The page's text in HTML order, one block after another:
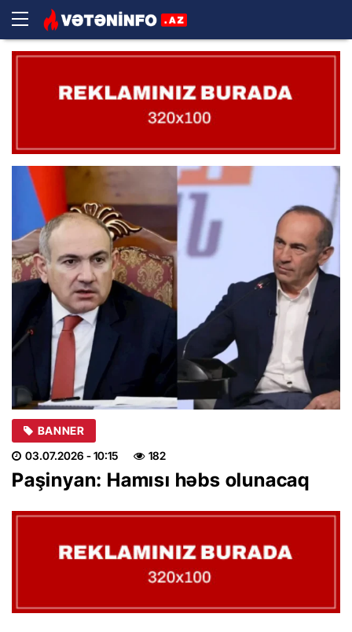
BANNER
03.07.2026 - 10:15 182
Paşinyan: Hamısı həbs olunacaq